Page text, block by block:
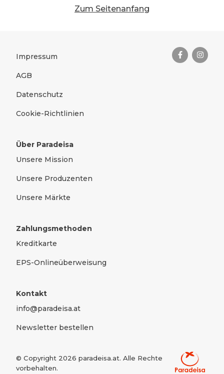
Zum Seitenanfang
Rechtliches
Impressum
AGB
Datenschutz
Cookie-Richtlinien
Über Paradeisa
Unsere Mission
Unsere Produzenten
Unsere Märkte
Zahlungsmethoden
Kreditkarte
EPS-Onlineüberweisung
Kontakt
info@paradeisa.at
Newsletter bestellen
© Copyright 2026 paradeisa.at. Alle Rechte
vorbehalten.